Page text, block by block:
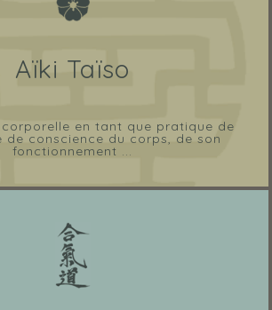
Aïki Taïso
en tant que pratique de
de conscience du corps, de son
fonctionnement ...